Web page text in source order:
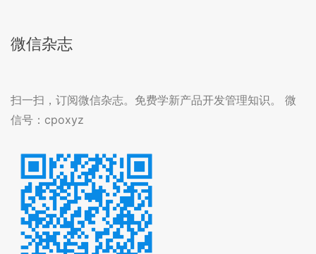
微信杂志
扫一扫，订阅微信杂志。免费学新产品开发管理知识。 微
信号：cpoxyz